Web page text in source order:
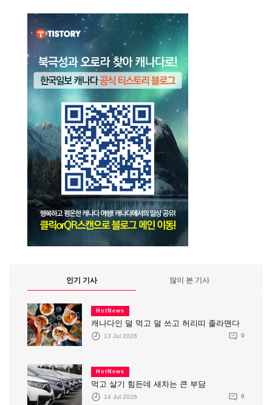
인기 기사 많이 본 기사
HotNews
캐나다인 덜 먹고 덜 쓰고 허리띠 졸라맨다
13 Jul 2026 0
HotNews
먹고 살기 힘든데 새차는 큰 부담
14 Jul 2026 0